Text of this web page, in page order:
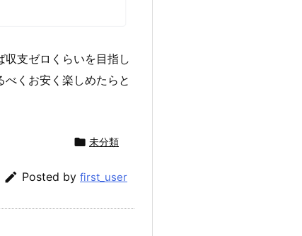
支ゼロくらいを目指し
くお安く楽しめたらと
 未分類
 Posted by first_user